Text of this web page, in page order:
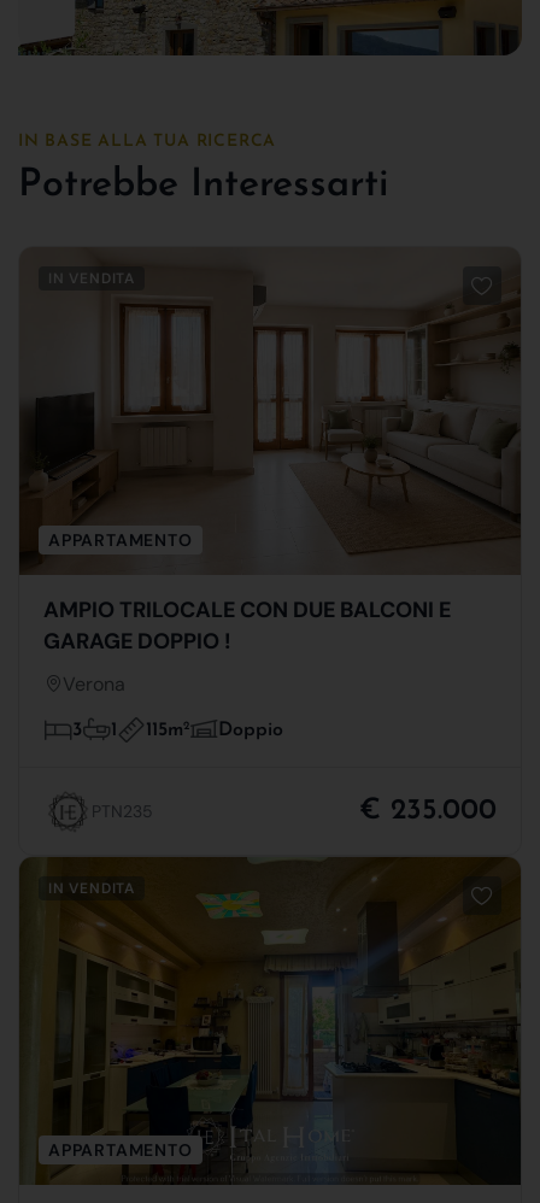
IN BASE ALLA TUA RICERCA
Potrebbe Interessarti
IN VENDITA
APPARTAMENTO
AMPIO TRILOCALE CON DUE BALCONI E
GARAGE DOPPIO !
Verona
3 1 115m2 Doppio
PTN235 € 235.000
IN VENDITA
APPARTAMENTO